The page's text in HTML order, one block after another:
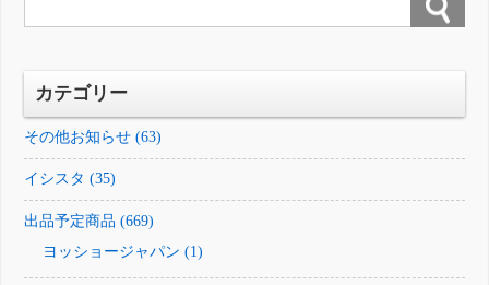
カテゴリー
その他お知らせ (63)
イシスタ (35)
出品予定商品 (669)
ヨッショージャパン (1)